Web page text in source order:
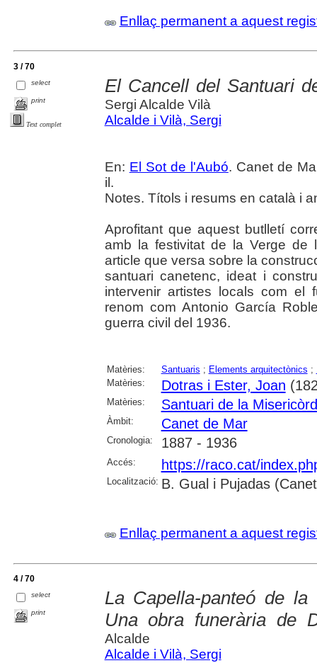
Enllaç permanent a aquest
3 / 70
select
print
Text complet
El Cancell del Santuari
Sergi Alcalde Vilà
Alcalde i Vilà, Sergi
En: El Sot de l'Aubó. Canet de
il.
Notes. Títols i resums en català i
Aprofitant que aquest butlletí
amb la festivitat de la Verge de
article que versa sobre la
santuari canetenc, ideat i
intervenir artistes locals com el
renom com Antonio García
guerra civil del 1936.
Matèries: Santuaris ; Elements arquitectònics ;
Matèries:
Dotras i Ester, Joan
Matèries: Santuari de la
Àmbit: Canet de Mar
Cronologia: 1887 - 1936
Accés: https://raco.cat/
Localització: B. Gual i Pujadas
Enllaç permanent a aquest
4 / 70
select
print
La Capella-panteó de
Una obra funerària de
Alcalde
Alcalde i Vilà, Sergi